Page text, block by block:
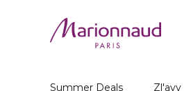
Summer Deals Zl'avy